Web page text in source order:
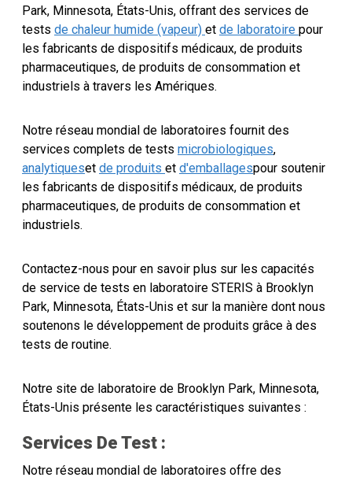
Park, Minnesota, États-Unis, offrant des services de
tests de chaleur humide (vapeur) et de laboratoire pour
les fabricants de dispositifs médicaux, de produits
pharmaceutiques, de produits de consommation et
industriels à travers les Amériques.
Notre réseau mondial de laboratoires fournit des
services complets de tests microbiologiques,
analytiqueset de produits et d'emballagespour soutenir
les fabricants de dispositifs médicaux, de produits
pharmaceutiques, de produits de consommation et
industriels.
Contactez-nous pour en savoir plus sur les capacités
de service de tests en laboratoire STERIS à Brooklyn
Park, Minnesota, États-Unis et sur la manière dont nous
soutenons le développement de produits grâce à des
tests de routine.
Notre site de laboratoire de Brooklyn Park, Minnesota,
États-Unis présente les caractéristiques suivantes :
Services De Test :
Notre réseau mondial de laboratoires offre des